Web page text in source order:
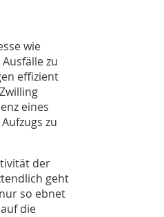
wie
zu
effizient
eines
zu
der
geht
so ebnet
die